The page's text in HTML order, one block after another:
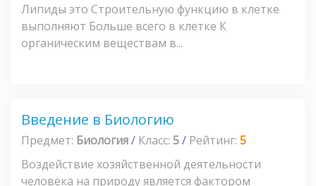
Липиды это Строительную функцию в клетке
выполняют Больше всего в клетке К
органическим веществам в...
Введение в Биологию
Предмет: Биология/ Класс: 5/ Рейтинг: 5
Воздействие хозяйственной деятельности
человека на при­роду является фактором